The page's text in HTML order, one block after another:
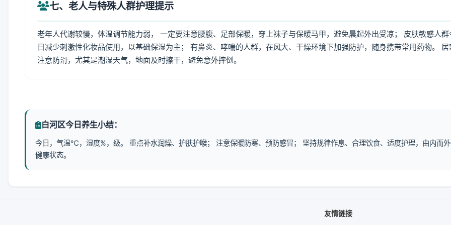
七、老人与特殊人群护理提示
老年人代谢较慢，体温调节能力弱， 一定要注意腰腹、足部保暖，穿上袜子与保暖马甲，避免晨起外出受凉； 皮肤敏感人群
日减少刺激性化妆品使用，以基础保湿为主； 有鼻炎、哮喘的人群，在风大、干燥环境下加强防护，随身携带常用药物。 居
注意防滑，尤其是潮湿天气，地面及时擦干，避免意外摔倒。
白河区今日养生小结：
今日，气温℃，湿度%，级。 重点补水润燥、护肤护喉； 注意保暖防寒、预防感冒； 坚持规律作息、合理饮食、适度护理，由内而
健康状态。
友情链接